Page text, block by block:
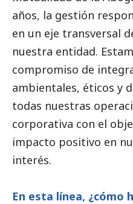
años, la gestión
en un eje transversal
nuestra entidad.
compromiso de
ambientales, éticos y
todas nuestras
corporativa con el
impacto positivo en
interés.
En esta línea, ¿cómo